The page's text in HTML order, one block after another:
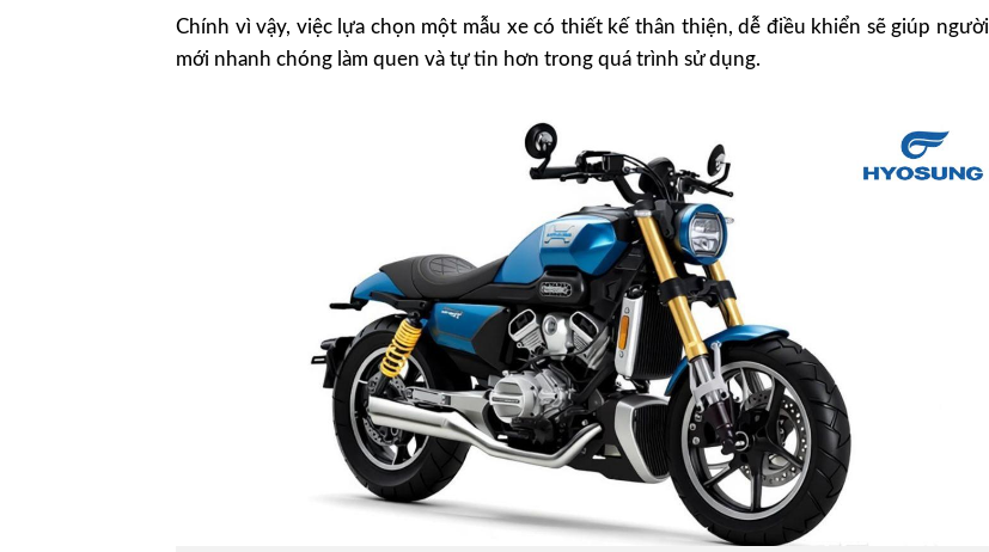
Chính vì vậy, việc lựa chọn một mẫu xe có thiết kế thân thiện, dễ điều khiển sẽ giúp người
mới nhanh chóng làm quen và tự tin hơn trong quá trình sử dụng.